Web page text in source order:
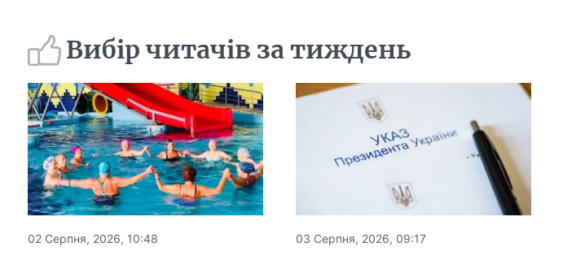
Вибір читачів за тиждень
02 Серпня, 2026, 10:48 03 Серпня, 2026, 09:17